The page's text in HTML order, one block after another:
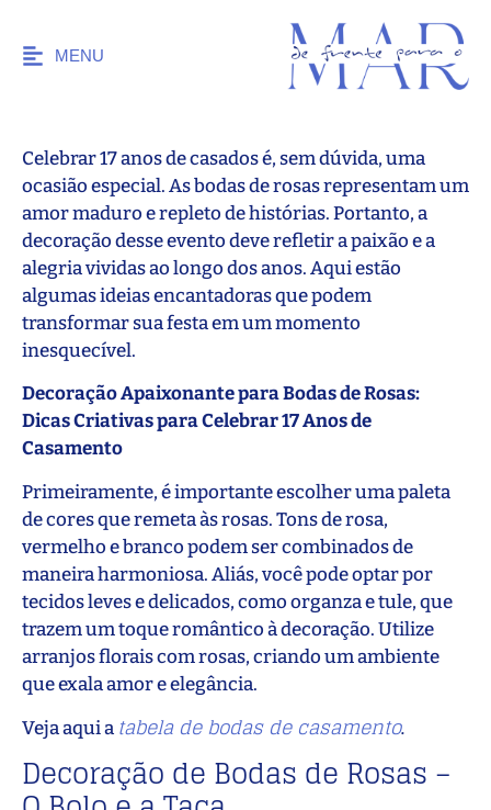
MENU
Celebrar 17 anos de casados é, sem dúvida, uma
ocasião especial. As bodas de rosas representam um
amor maduro e repleto de histórias. Portanto, a
decoração desse evento deve refletir a paixão e a
alegria vividas ao longo dos anos. Aqui estão
algumas ideias encantadoras que podem
transformar sua festa em um momento
inesquecível.
Decoração Apaixonante para Bodas de Rosas:
Dicas Criativas para Celebrar 17 Anos de
Casamento
Primeiramente, é importante escolher uma paleta
de cores que remeta às rosas. Tons de rosa,
vermelho e branco podem ser combinados de
maneira harmoniosa. Aliás, você pode optar por
tecidos leves e delicados, como organza e tule, que
trazem um toque romântico à decoração. Utilize
arranjos florais com rosas, criando um ambiente
que exala amor e elegância.
Veja aqui a tabela de bodas de casamento.
Decoração de Bodas de Rosas –